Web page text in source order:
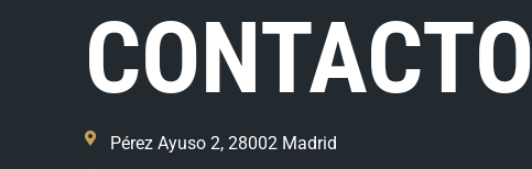
CONTACTO
Pérez Ayuso 2, 28002 Madrid